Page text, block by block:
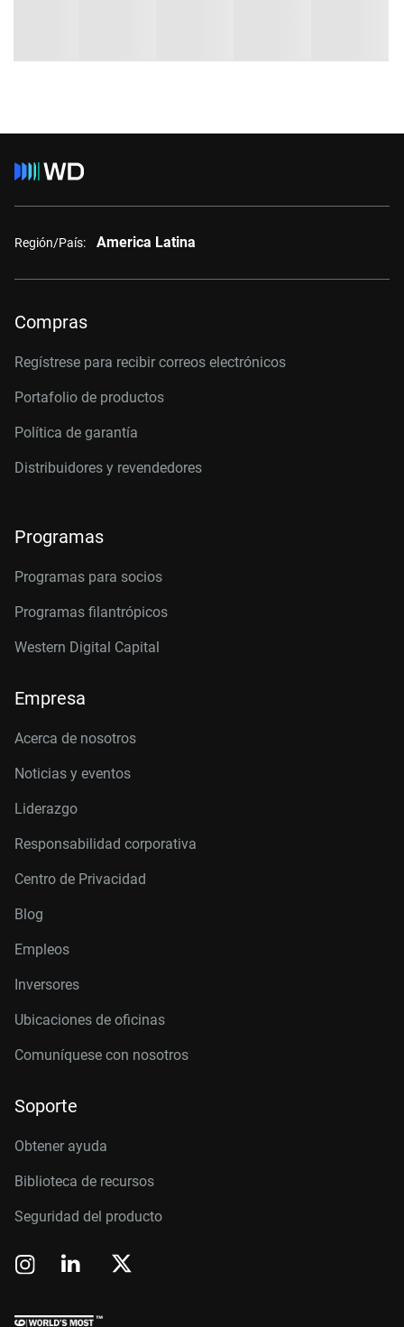
Región/País: America Latina
Compras
Regístrese para recibir correos electrónicos
Portafolio de productos
Política de garantía
Distribuidores y revendedores
Programas
Programas para socios
Programas filantrópicos
Western Digital Capital
Empresa
Acerca de nosotros
Noticias y eventos
Liderazgo
Responsabilidad corporativa
Centro de Privacidad
Blog
Empleos
Inversores
Ubicaciones de oficinas
Comuníquese con nosotros
Soporte
Obtener ayuda
Biblioteca de recursos
Seguridad del producto